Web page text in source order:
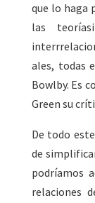
que lo haga
las
ales, todas
Bowlby. Es
Green su
De todo
de
podríamos
relaciones